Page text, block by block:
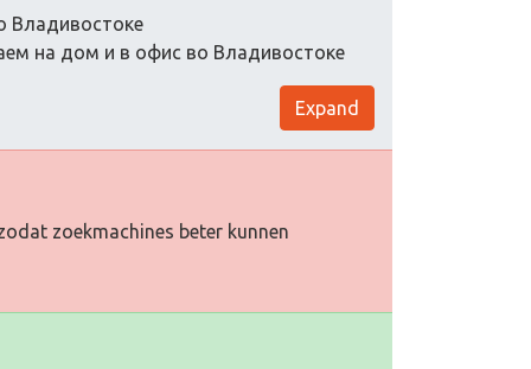
Владивостоке
на дом и в офис во Владивостоке
Expand
zoekmachines beter kunnen